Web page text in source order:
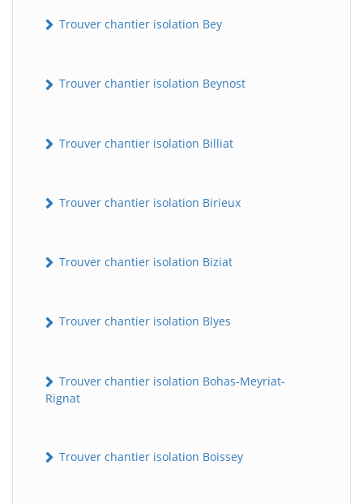
Trouver chantier isolation Bey
Trouver chantier isolation Beynost
Trouver chantier isolation Billiat
Trouver chantier isolation Birieux
Trouver chantier isolation Biziat
Trouver chantier isolation Blyes
Trouver chantier isolation Bohas-Meyriat-
Rignat
Trouver chantier isolation Boissey